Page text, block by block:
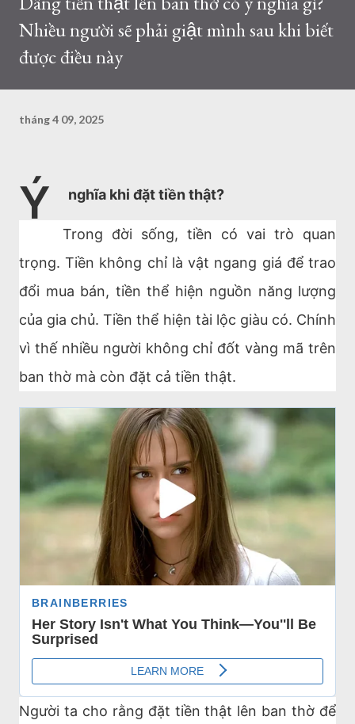
Nhiều người sẽ phải giật mình sau khi biết
được điều này
tháng 4 09, 2025
Ý nghĩa khi đặt tiền thật?
Trong đời sống, tiền có vai trò quan
trọng. Tiền không chỉ là vật ngang giá để trao
đổi mua bán, tiền thể hiện nguồn năng lượng
của gia chủ. Tiền thể hiện tài lộc giàu có. Chính
vì thế nhiều người không chỉ đốt vàng mã trên
ban thờ mà còn đặt cả tiền thật.
Người ta cho rằng đặt tiền thật lên ban thờ để